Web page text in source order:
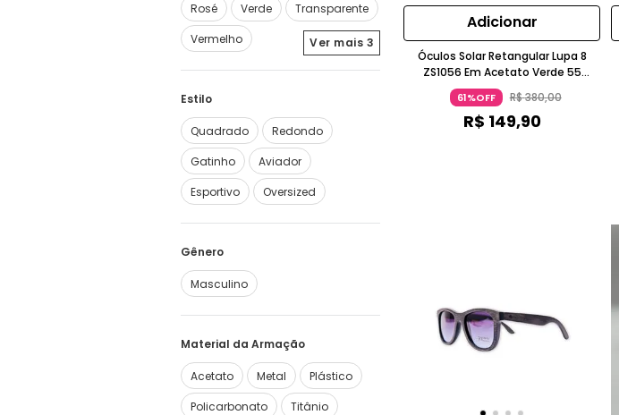
Rosé
Verde
Transparente
Vermelho
Ver mais 3
Estilo
Quadrado
Redondo
Gatinho
Aviador
Esportivo
Oversized
Gênero
Masculino
Material da Armação
Acetato Metal
Plástico
Policarbonato
Titânio
Adicionar
Óculos Solar Retangular Lupa 8
ZS1056 Em Acetato Verde 55
Acessorios
61%OFF R$380,00
R$ 149,90